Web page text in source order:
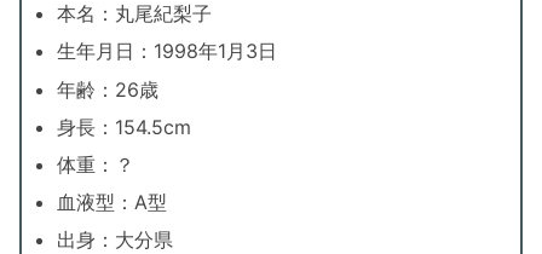
本名：丸尾紀梨子
生年月日：1998年1月3日
年齢：26歳
身長：154.5cm
体重：？
血液型：A型
出身：大分県